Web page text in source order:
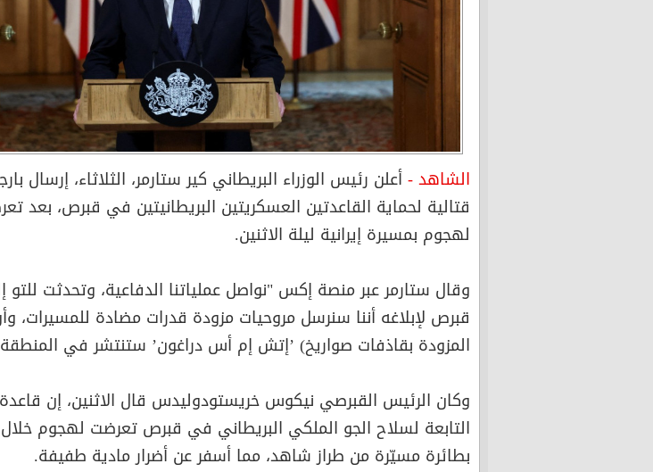
الشاهد -أعلن رئيس الوزراء البريطاني كير ستارمر، الثلاثاء، إرسال
قتالية لحماية القاعدتين العسكريتين البريطانيتين في قبرص، بعد
لهجوم بمسيرة إيرانية ليلة الاثنين.
وقال ستارمر عبر منصة إكس "نواصل عملياتنا الدفاعية، وتحدثت
قبرص لإبلاغه أننا سنرسل مروحيات مزودة قدرات مضادة للمسيرات،
المزودة بقاذفات صواريخ) ’إتش إم أس دراغون’ ستنتشر في
وكان الرئيس القبرصي نيكوس خريستودوليدس قال الاثنين، إن
التابعة لسلاح الجو الملكي البريطاني في قبرص تعرضت لهجوم خلال
بطائرة مسيّرة من طراز شاهد، مما أسفر عن أضرار مادية طفيفة.